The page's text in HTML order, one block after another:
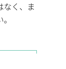
なく、ま